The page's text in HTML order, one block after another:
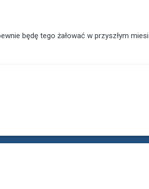
będę tego żałować w przyszłym